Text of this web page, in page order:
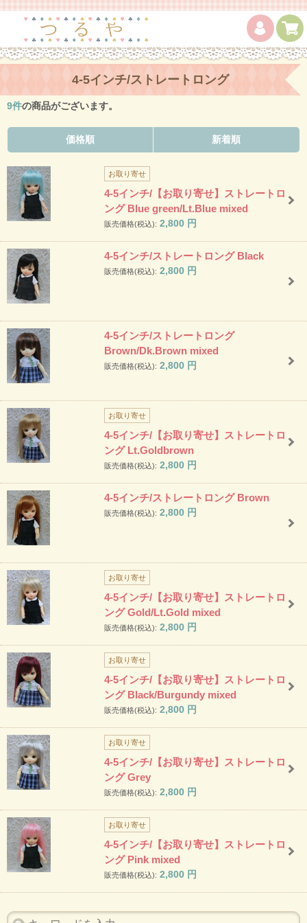
4-5インチ/ストレートロング
9件の商品がございます。
価格順 新着順
お取り寄せ
4-5インチ/【お取り寄せ】ストレートロ
ング Blue green/Lt.Blue mixed
販売価格(税込): 2,800 円
4-5インチ/ストレートロング Black
販売価格(税込): 2,800 円
4-5インチ/ストレートロング
Brown/Dk.Brown mixed
販売価格(税込): 2,800 円
お取り寄せ
4-5インチ/【お取り寄せ】ストレートロ
ング Lt.Goldbrown
販売価格(税込): 2,800 円
4-5インチ/ストレートロング Brown
販売価格(税込): 2,800 円
お取り寄せ
4-5インチ/【お取り寄せ】ストレートロ
ング Gold/Lt.Gold mixed
販売価格(税込): 2,800 円
お取り寄せ
4-5インチ/【お取り寄せ】ストレートロ
ング Black/Burgundy mixed
販売価格(税込): 2,800 円
お取り寄せ
4-5インチ/【お取り寄せ】ストレートロ
ング Grey
販売価格(税込): 2,800 円
お取り寄せ
4-5インチ/【お取り寄せ】ストレートロ
ング Pink mixed
販売価格(税込): 2,800 円